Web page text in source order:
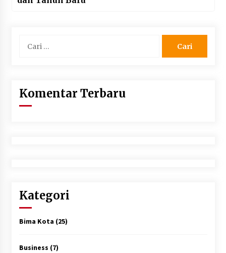
untuk:
Komentar Terbaru
Kategori
Bima Kota (25)
Business (7)